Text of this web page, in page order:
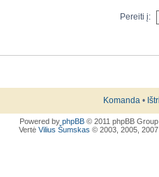
Pereiti į:
Komanda •
Powered by phpBB© 2011 phpBB Group
Vertė Vilius Šumskas © 2003, 2005, 2007